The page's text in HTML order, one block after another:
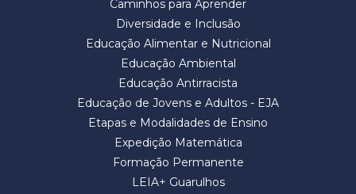
Caminhos para Aprender
Diversidade e Inclusão
Educação Alimentar e Nutricional
Educação Ambiental
Educação Antirracista
Educação de Jovens e Adultos - EJA
Etapas e Modalidades de Ensino
Expedição Matemática
Formação Permanente
LEIA+ Guarulhos